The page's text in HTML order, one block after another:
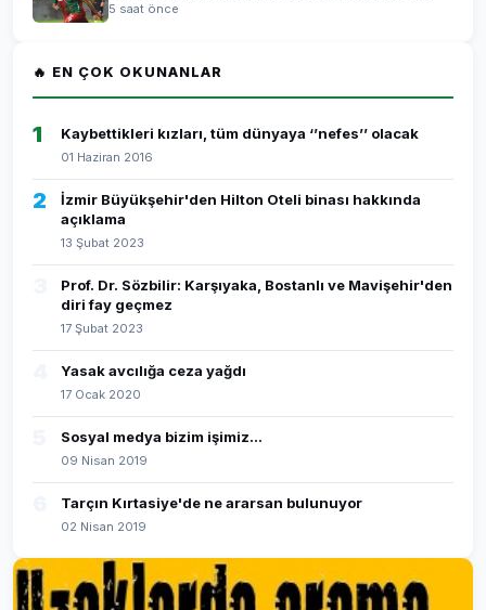
5 saat önce
🔥 EN ÇOK OKUNANLAR
1 Kaybettikleri kızları, tüm dünyaya ‘’nefes’’ olacak
01 Haziran 2016
2
İzmir Büyükşehir'den Hilton Oteli binası hakkında
açıklama
13 Şubat 2023
Prof. Dr. Sözbilir: Karşıyaka, Bostanlı ve Mavişehir'den
diri fay geçmez
17 Şubat 2023
Yasak avcılığa ceza yağdı
17 Ocak 2020
Sosyal medya bizim işimiz...
09 Nisan 2019
Tarçın Kırtasiye'de ne ararsan bulunuyor
02 Nisan 2019